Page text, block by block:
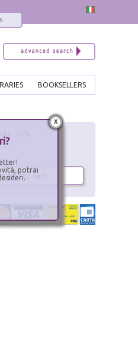
BOOKSELLERS
add to cart
x
potrai